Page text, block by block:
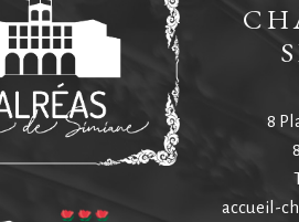
HORAIRES DE VISITE :
Janvier, février, mars, octobre,
8
accueil-